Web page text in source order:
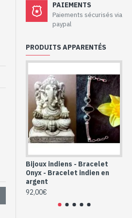
PAIEMENTS
Paiements sécurisés via
paypal
PRODUITS APPARENTÉS
Bijoux indiens - Bracelet
Onyx - Bracelet indien en
argent
92,00€